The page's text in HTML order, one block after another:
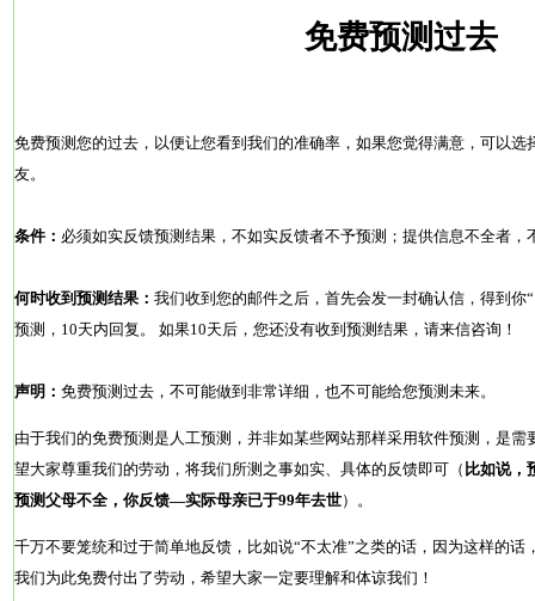
免费预测过去
免费预测您的过去，以便让您看到我们的准确率，如果您觉得满意，可以
友。
条件： 必须如实反馈预测结果，不如实反馈者不予预测；提供信息不全者，
何时收到预测结果： 我们收到您的邮件之后，首先会发一封确认信，得到你“
预测，10天内回复。 如果10天后，您还没有收到预测结果，请来信咨询！
声明： 免费预测过去，不可能做到非常详细，也不可能给您预测未来。
由于我们的免费预测是人工预测，并非如某些网站那样采用软件预测，是
望大家尊重我们的劳动，将我们所测之事如实、具体的反馈即可（ 比如说，
预测父母不全，你反馈—实际母亲已于99年去世）。
千万不要笼统和过于简单地反馈，比如说“不太准”之类的话，因为这样的话
我们为此免费付出了劳动，希望大家一定要理解和体谅我们！